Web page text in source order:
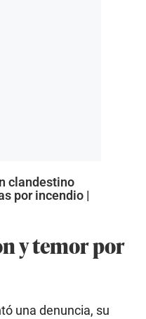
clandestino
por incendio |
y temor por
una denuncia, su